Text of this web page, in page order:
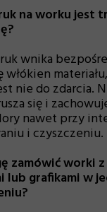
na worku jest
wnika
nie do zdarcia.
się i
nawet przy
i czyszczeniu.
zamówić worki
lub grafikami w